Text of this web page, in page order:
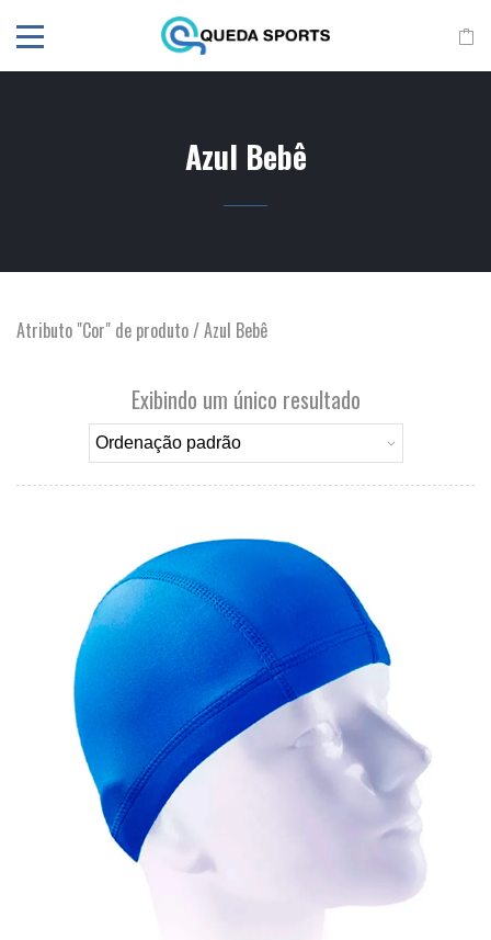
Azul Bebê
Atributo "Cor" de produto / Azul Bebê
Exibindo um único resultado